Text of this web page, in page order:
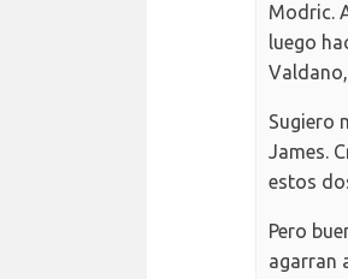
Modric.
luego
Sugiero
James.
estos
Pero
agarran